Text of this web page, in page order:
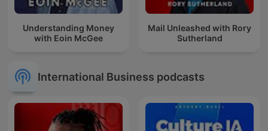
Understanding Money
with Eoin McGee
Mail Unleashed with Rory
Sutherland
International Business podcasts